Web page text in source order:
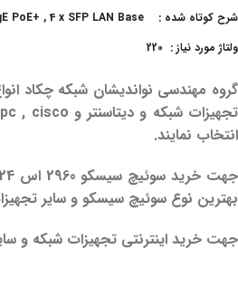
شرح کوتاه شده : Catalyst 2960S 24 GigE PoE+ , 4 x SFP LAN Base
ولتاژ مورد نیاز : 220
گروه مهندسی نواندیشان شبکه چکاد
انتخاب نمایند.
جهت خرید سوئیچ سیسکو 2960 اس 24 پی اس ال WS-C2960S-24PS-L
بهترین نوع سوئیچ سیسکو و سایر
جهت خرید اینترنتی تجهیزات شبکه و